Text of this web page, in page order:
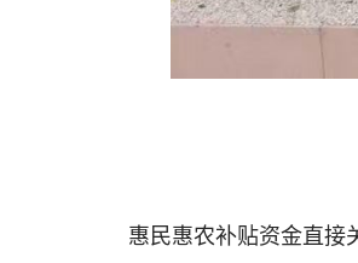
惠民惠农补贴资金直接关